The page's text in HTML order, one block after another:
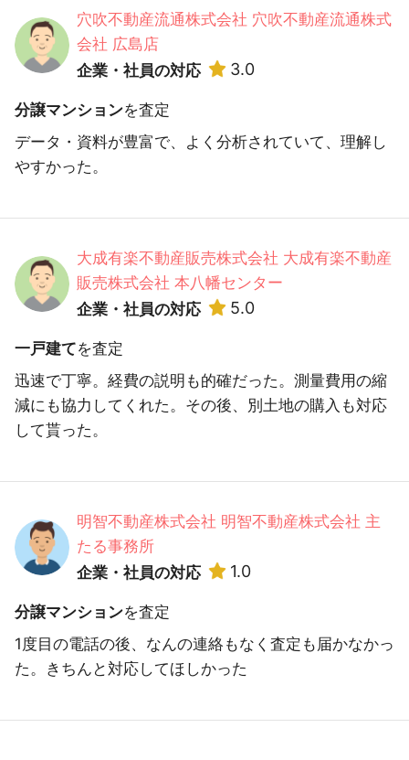
穴吹不動産流通株式会社 穴吹不動産流通株式
会社 広島店
企業・社員の対応
3.0
分譲マンションを査定
データ・資料が豊富で、よく分析されていて、理解し
やすかった。
大成有楽不動産販売株式会社 大成有楽不動産
販売株式会社 本八幡センター
企業・社員の対応
5.0
一戸建てを査定
迅速で丁寧。経費の説明も的確だった。測量費用の縮
減にも協力してくれた。その後、別土地の購入も対応
して貰った。
明智不動産株式会社 明智不動産株式会社 主
たる事務所
企業・社員の対応
1.0
分譲マンションを査定
1度目の電話の後、なんの連絡もなく査定も届かなかっ
た。きちんと対応してほしかった